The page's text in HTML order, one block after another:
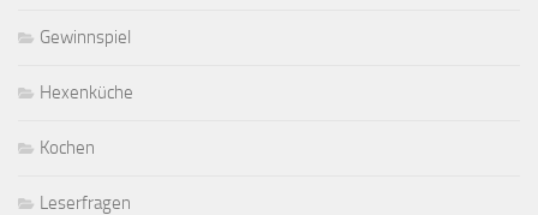
Gewinnspiel
Hexenküche
Kochen
Leserfragen